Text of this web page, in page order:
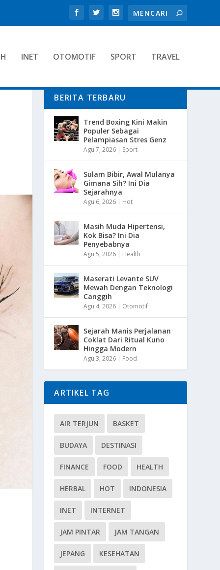
INET OTOMOTIF SPORT TRAVEL
BERITA TERBARU
Trend Boxing Kini Makin
Populer Sebagai
Pelampiasan Stres Genz
Agu 7, 2026 | Sport
Sulam Bibir, Awal Mulanya
Gimana Sih? Ini Dia
Sejarahnya
Agu 6, 2026 | Hot
Masih Muda Hipertensi,
Kok Bisa? Ini Dia
Penyebabnya
Agu 5, 2026 | Health
Maserati Levante SUV
Mewah Dengan Teknologi
Canggih
Agu 4, 2026 | Otomotif
Sejarah Manis Perjalanan
Coklat Dari Ritual Kuno
Hingga Modern
Agu 3, 2026 | Food
ARTIKEL TAG
AIR TERJUN BASKET
BUDAYA DESTINASI
FINANCE FOOD HEALTH
HERBAL HOT INDONESIA
INET INTERNET
JAM PINTAR JAM TANGAN
JEPANG KESEHATAN